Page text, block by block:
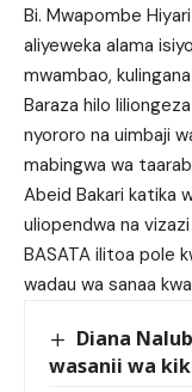
Bi. Mwapombe
aliyeweka alama
mwambao,
Baraza hilo
nyororo na uimbaji
mabingwa wa
Abeid Bakari katika
uliopendwa na
BASATA ilitoa pole
wadau wa sanaa
Diana
wasanii wa